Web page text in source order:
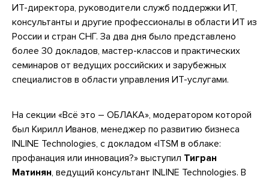
ИТ-директора, руководители служб поддержки ИТ,
консультанты и другие профессионалы в области ИТ из
России и стран СНГ. За два дня было представлено
более 30 докладов, мастер-классов и практических
семинаров от ведущих российских и зарубежных
специалистов в области управления ИТ-услугами.
На секции «Всё это – ОБЛАКА», модератором которой
был Кирилл Иванов, менеджер по развитию бизнеса
INLINE Technologies, с докладом «ITSM в облаке:
профанация или инновация?» выступил Тигран
Матинян, ведущий консультант INLINE Technologies. В